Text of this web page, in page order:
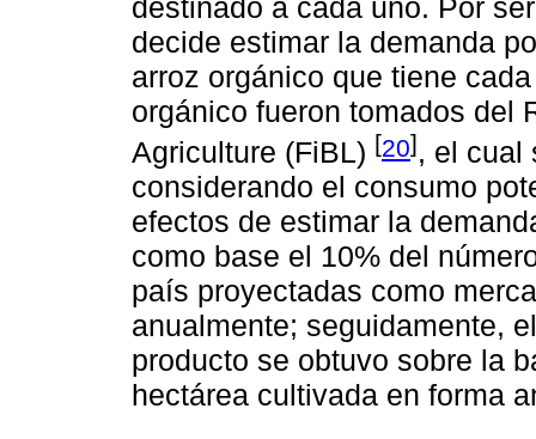
destinado a cada uno. Por
decide estimar la demanda
arroz orgánico que tiene
orgánico fueron tomados del
Agriculture (FiBL) [20], el cual
considerando el consumo
efectos de estimar la
como base el 10% del
país proyectadas como
anualmente; seguidamente,
producto se obtuvo sobre la
hectárea cultivada en forma